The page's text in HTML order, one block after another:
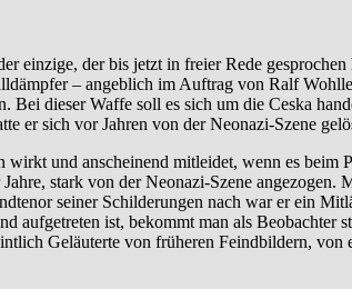
einzige, der bis jetzt in freier Rede
– angeblich im Auftrag von Ralf
Bei dieser Waffe soll es sich um die Ceska
er sich vor Jahren von der Neonazi-Szene
wirkt und anscheinend mitleidet, wenn es
stark von der Neonazi-Szene
seiner Schilderungen nach war er ein
aufgetreten ist, bekommt man als
Geläuterte von früheren Feindbildern,